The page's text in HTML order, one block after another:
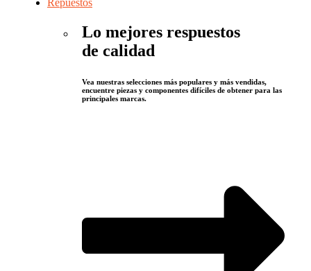
Repuestos
Lo mejores respuestos
de calidad
Vea nuestras selecciones más populares y más vendidas,
encuentre piezas y componentes difíciles de obtener para las
principales marcas.